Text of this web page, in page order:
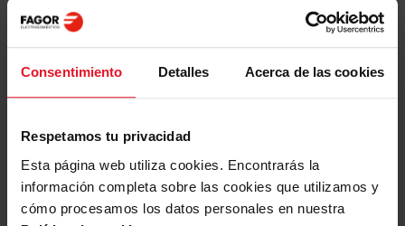
Consentimiento Detalles Acerca de las cookies
Respetamos tu privacidad
Esta página web utiliza cookies. Encontrarás la
información completa sobre las cookies que utilizamos y
cómo procesamos los datos personales en nuestra
Sí
Parámetros Técnicos